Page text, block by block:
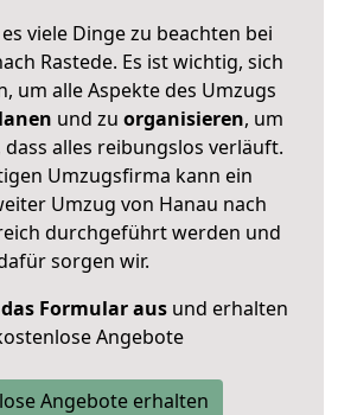
viele Dinge zu beachten bei
Rastede. Es ist wichtig, sich
um alle Aspekte des Umzugs
und zu organisieren, um
alles reibungslos verläuft.
Umzugsfirma kann ein
Umzug von Hanau nach
durchgeführt werden und
sorgen wir.
Formular ausund erhalten
Angebote
Angebote erhalten